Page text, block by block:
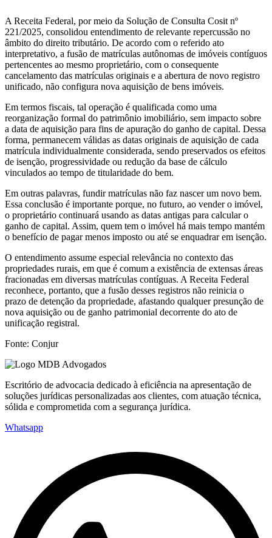
A Receita Federal, por meio da Solução de Consulta Cosit nº
221/2025, consolidou entendimento de relevante repercussão no
âmbito do direito tributário. De acordo com o referido ato
interpretativo, a fusão de matrículas autônomas de imóveis contíguos
pertencentes ao mesmo proprietário, com o consequente
cancelamento das matrículas originais e a abertura de novo registro
unificado, não configura nova aquisição de bens imóveis.
Em termos fiscais, tal operação é qualificada como uma
reorganização formal do patrimônio imobiliário, sem impacto sobre
a data de aquisição para fins de apuração do ganho de capital. Dessa
forma, permanecem válidas as datas originais de aquisição de cada
matrícula individualmente considerada, sendo preservados os efeitos
de isenção, progressividade ou redução da base de cálculo
vinculados ao tempo de titularidade do bem.
Em outras palavras, fundir matrículas não faz nascer um novo bem.
Essa conclusão é importante porque, no futuro, ao vender o imóvel,
o proprietário continuará usando as datas antigas para calcular o
ganho de capital. Assim, quem tem o imóvel há mais tempo mantém
o benefício de pagar menos imposto ou até se enquadrar em isenção.
O entendimento assume especial relevância no contexto das
propriedades rurais, em que é comum a existência de extensas áreas
fracionadas em diversas matrículas contíguas. A Receita Federal
reconhece, portanto, que a fusão desses registros não reinicia o
prazo de detenção da propriedade, afastando qualquer presunção de
nova aquisição ou de ganho patrimonial decorrente do ato de
unificação registral.
Fonte: Conjur
Escritório de advocacia dedicado à eficiência na apresentação de
soluções jurídicas personalizadas aos clientes, com atuação técnica,
sólida e comprometida com a segurança jurídica.
Whatsapp